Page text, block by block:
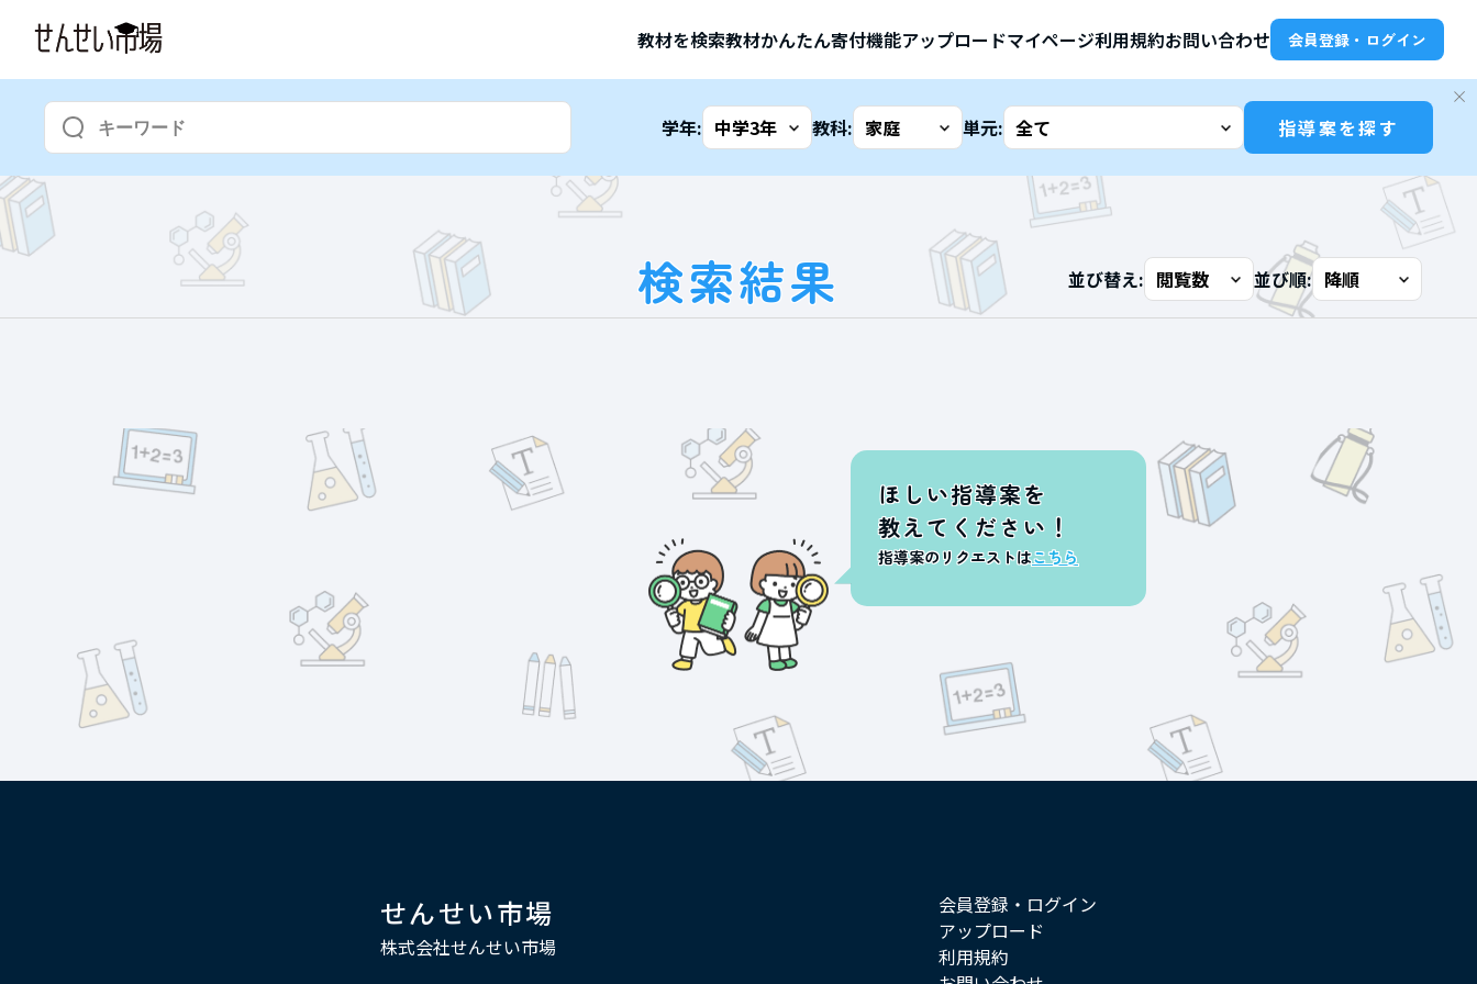
教材を検索教材かんたん寄付機能アップロードマイページ利用規約お問い合わせ 会員登録・ログイン
学年: 教科: 単元: 指導案を探す
検索結果 並び替え: 並び順:
ほしい指導案を
教えてください！
指導案のリクエストはこちら
せんせい市場
株式会社せんせい市場
会員登録・ログイン
アップロード
利用規約